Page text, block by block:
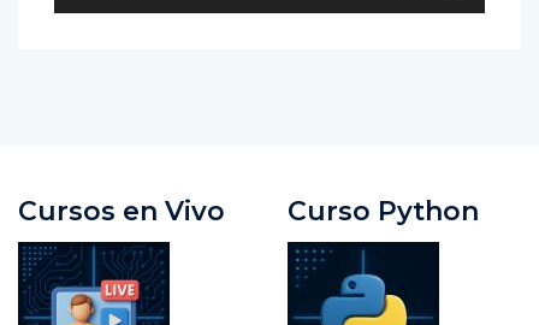
00:00 02:07
Cursos en Vivo Curso Python